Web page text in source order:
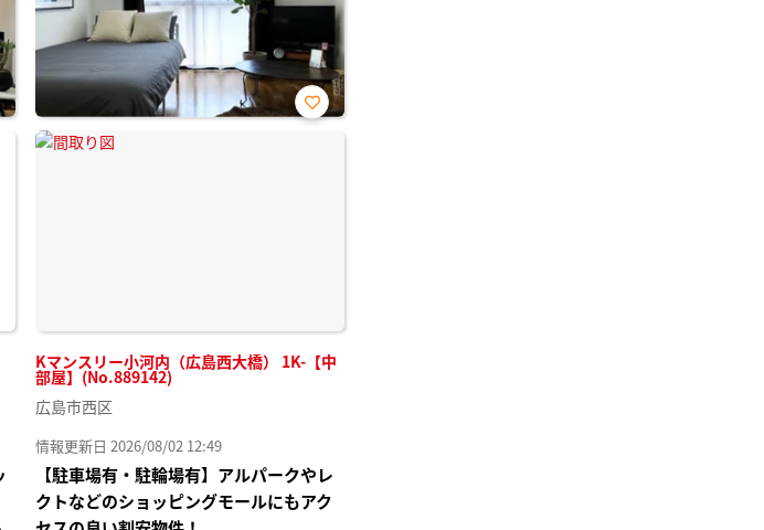
Kマンスリー小河内（広島西大橋） 1K-【中
部屋】(No.889142)
お気
広島市西区
情報更新日 2026/08/02 12:49
【駐車場有・駐輪場有】アルパークやレ
クトなどのショッピングモールにもアク